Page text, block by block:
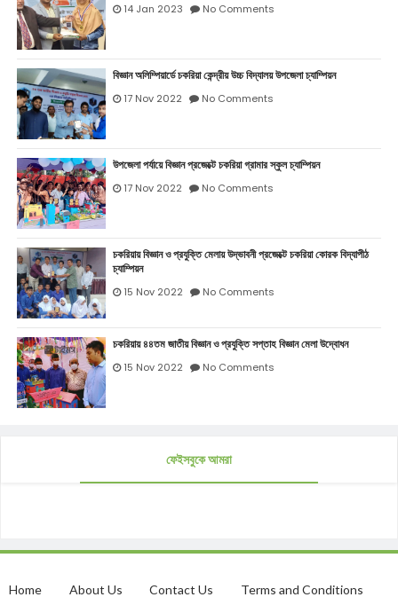
14 Jan 2023 No Comments
বিজ্ঞান অলিম্পিয়ার্ডে চকরিয়া কেন্দ্রীয় উচ্চ বিদ্যালয় উপজেলা চ্যাম্পিয়ন
17 Nov 2022 No Comments
উপজেলা পর্যায়ে বিজ্ঞান প্রজেক্টে চকরিয়া গ্রামার স্কুল চ্যাম্পিয়ন
17 Nov 2022 No Comments
চকরিয়ায় বিজ্ঞান ও প্রযুক্তি মেলায় উদ্ভাবনী প্রজেক্টে চকরিয়া কোরক বিদ্যাপীঠ
চ্যাম্পিয়ন
15 Nov 2022 No Comments
চকরিয়ায় ৪৪তম জাতীয় বিজ্ঞান ও প্রযুক্তি সপ্তাহ বিজ্ঞান মেলা উদ্বোধন
15 Nov 2022 No Comments
ফেইসবুকে আমরা
Home About Us Contact Us Terms and Conditions